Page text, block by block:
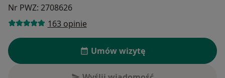
Nr PWZ: 2708626
163 opinie
Umów wizytę